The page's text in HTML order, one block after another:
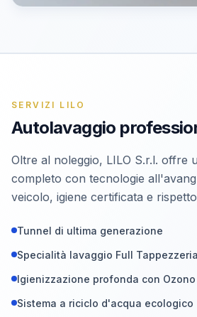
SERVIZI LILO
Autolavaggio
Oltre al noleggio, LILO S.r.l. offre
completo con tecnologie
veicolo, igiene certificata e
Tunnel di ultima generazione
Specialità lavaggio Full Tappezzeria
Igienizzazione profonda con Ozono
Sistema a riciclo d'acqua ecologico